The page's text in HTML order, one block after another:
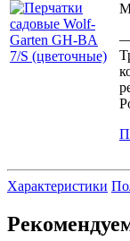
Характеристики